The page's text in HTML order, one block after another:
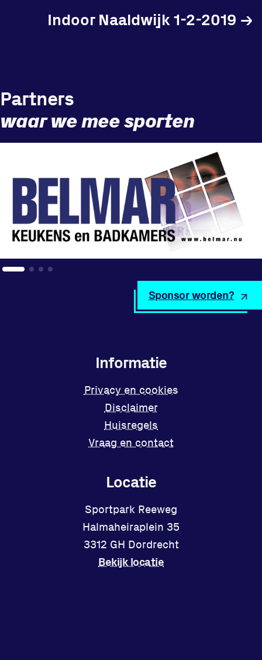
Disclaimer
Huisregels
Vraag en contact
Indoor Naaldwijk 1-2-2019 →
Locatie
Sportpark Reeweg
Halmaheiraplein 35
3312 GH Dordrecht
Bekijk locatie
Informatie
Privacy en cookies
Disclaimer
Huisregels
Vraag en contact
Partners
waar we mee sporten
Sponsor worden?